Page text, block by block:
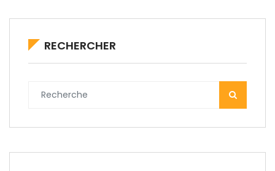
RECHERCHER